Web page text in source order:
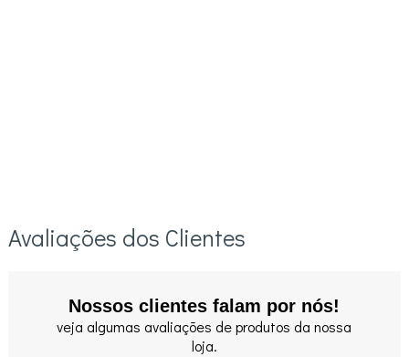
Avaliações dos Clientes
Nossos clientes falam por nós!
veja algumas avaliações de produtos da nossa
loja.